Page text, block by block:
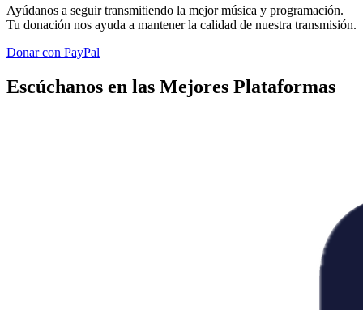
Ayúdanos a seguir transmitiendo la mejor música y programación.
Tu donación nos ayuda a mantener la calidad de nuestra transmisión.
Donar con PayPal
Escúchanos en las Mejores Plataformas